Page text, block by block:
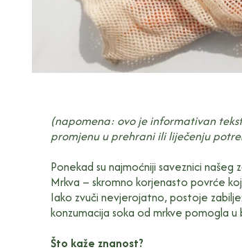
(napomena: ovo je informativan
promjenu u prehrani ili liječenju
Ponekad su najmoćniji saveznici
Mrkva – skromno korjenasto povrće
Iako zvuči nevjerojatno, postoje
konzumacija soka od mrkve pomogla
Što kaže znanost?